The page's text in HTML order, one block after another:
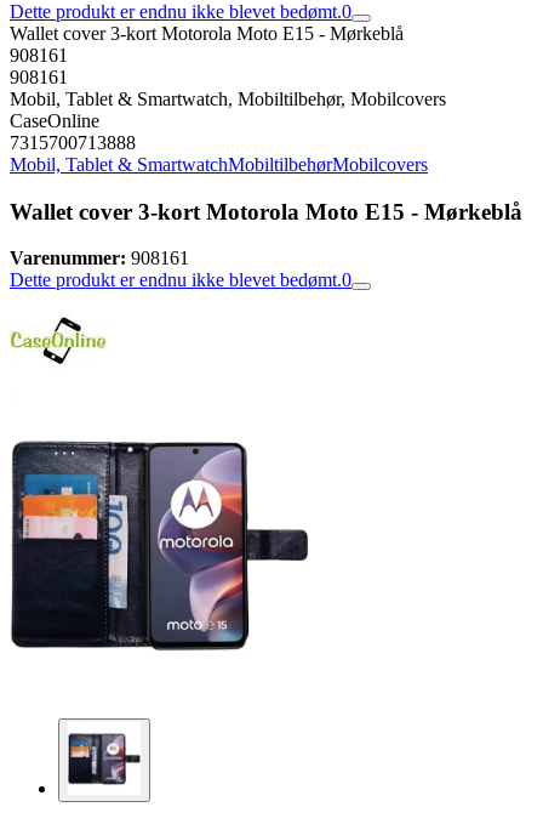
Dette produkt er endnu ikke blevet bedømt.0
Wallet cover 3-kort Motorola Moto E15 - Mørkeblå
908161
908161
Mobil, Tablet & Smartwatch, Mobiltilbehør, Mobilcovers
CaseOnline
7315700713888
Mobil, Tablet & SmartwatchMobiltilbehørMobilcovers
Wallet cover 3-kort Motorola Moto E15 - Mørkeblå
Varenummer: 908161
Dette produkt er endnu ikke blevet bedømt.0